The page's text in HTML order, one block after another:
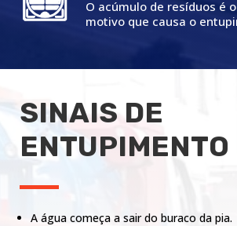
O acúmulo de resíduos é
motivo que causa o
SINAIS DE
ENTUPIMENTO
A água começa a sair do buraco da pia.